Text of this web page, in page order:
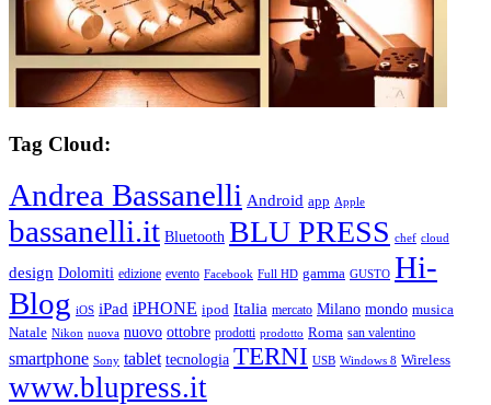
Tag Cloud:
Andrea Bassanelli Android app Apple
bassanelli.it Bluetooth BLU PRESS chef cloud
design Dolomiti edizione evento Facebook Full HD gamma GUSTO Hi-
Blog iOS iPad iPHONE ipod Italia mercato Milano mondo musica
Natale Nikon nuova nuovo ottobre prodotti prodotto Roma san valentino
smartphone Sony tablet tecnologia TERNI USB Windows 8 Wireless
www.blupress.it